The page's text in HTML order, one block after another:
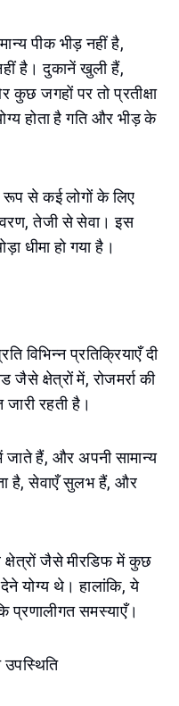
पीक भीड़ नहीं है,
है। दुकानें खुली हैं,
जगहों पर तो प्रतीक्षा
होता है गति और भीड़ के
रूप से कई लोगों के लिए
तेजी से सेवा। इस
धीमा हो गया है।
विभिन्न प्रतिक्रियाएँ दी
क्षेत्रों में, रोजमर्रा की
रहती है।
जाते हैं, और अपनी सामान्य
है, सेवाएँ सुलभ हैं, और
जैसे मीरडिफ में कुछ
योग्य थे। हालांकि, ये
प्रणालीगत समस्याएँ।